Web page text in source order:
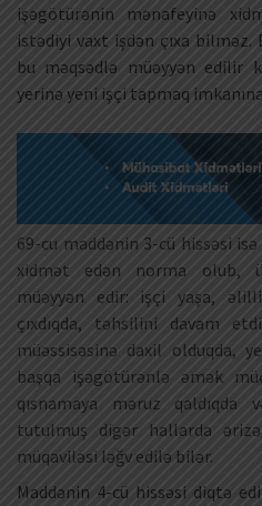
işəgötürənin mənafeyinə
istədiyi vaxt işdən çıxa bilməz.
bu məqsədlə müəyyən edilir
yerinə yeni işçi tapmaq
69-cu maddənin 3-cü hissəsi
xidmət edən norma olub,
müəyyən edir: işçi yaşa,
çıxdıqda, təhsilini davam
müəssisəsinə daxil olduqda,
başqa işəgötürənlə əmək
qısnamaya məruz qaldıqda
tutulmuş digər hallarda
müqaviləsi ləğv edilə bilər.
Maddənin 4-cü hissəsi diqtə